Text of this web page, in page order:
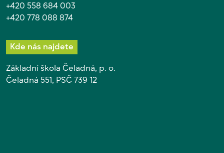
+420 558 684 003
+420 778 088 874
Kde nás najdete
Základní škola Čeladná, p. o.
Čeladná 551, PSČ 739 12